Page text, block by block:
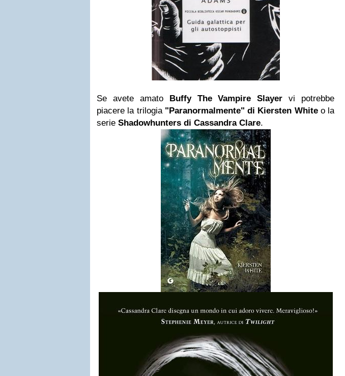
Se avete amato Buffy The VampireSlayer
vi potrebbe
piacere la trilogia "Paranormalmente" di Kiersten White o la
serie Shadowhunters di Cassandra Clare.